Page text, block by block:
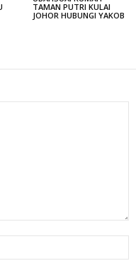
TAMAN PUTRI KULAI
JOHOR HUBUNGI YAKOB